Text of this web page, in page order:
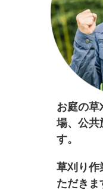
お庭の草
場、公共
す。
草刈り作
ただきま